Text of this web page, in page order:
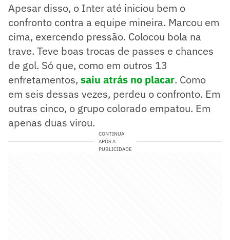
Apesar disso, o Inter até iniciou bem o
confronto contra a equipe mineira. Marcou em
cima, exercendo pressão. Colocou bola na
trave. Teve boas trocas de passes e chances
de gol. Só que, como em outros 13
enfretamentos, saiu atrás no placar. Como
em seis dessas vezes, perdeu o confronto. Em
outras cinco, o grupo colorado empatou. Em
apenas duas virou.
CONTINUA
APÓS A
PUBLICIDADE